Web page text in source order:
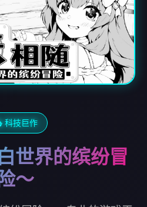
科技巨作
世界的缤纷冒
～